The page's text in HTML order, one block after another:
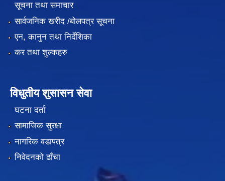
सूचना तथा समाचार
सार्वजनिक खरीद /बोलपत्र सूचना
एन, कानुन तथा निर्देशिका
कर तथा शुल्कहरु
विधुतीय शुसासन सेवा
घटना दर्ता
सामाजिक सुरक्षा
नागरिक वडापत्र
निवेदनको ढाँचा